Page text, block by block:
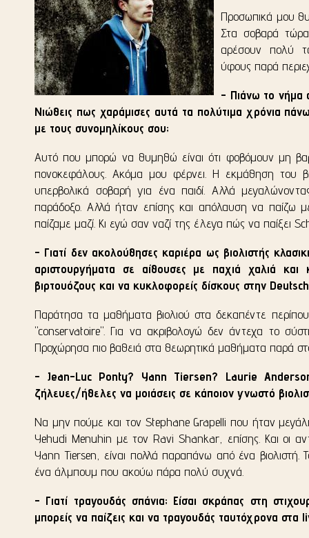
Προσωπικά μου
Στα σοβαρά
αρέσουν πολύ
ύφους παρά
- Πιάνω το νήμα
Νιώθεις πως χαράμισες αυτά τα πολύτιμα χρόνια
με τους συνομηλίκους σου;
Αυτό που μπορώ να θυμηθώ είναι ότι φοβόμουν μη
πονοκεφάλους. Ακόμα μου φέρνει. Η εκμάθηση του
υπερβολικά σοβαρή για ένα παιδί. Αλλά
παράδοξο. Αλλά ήταν επίσης και απόλαυση να παίζω
παίζαμε μαζί. Κι εγώ σαν ναζί της έλεγα πώς να παίξει
- Γιατί δεν ακολούθησες καριέρα ως βιολιστής
αριστουργήματα σε αίθουσες με παχιά χαλιά
βιρτουόζους και να κυκλοφορείς δίσκους στην
Παράτησα τα μαθήματα βιολιού στα δεκαπέντε
"conservatoire". Για να ακριβολογώ δεν άντεχα το
Προχώρησα πιο βαθειά στα θεωρητικά μαθήματα παρά στο
- Jean-Luc Ponty? Yann Tiersen? Laurie
ζήλευες/ήθελες να μοιάσεις σε κάποιον γνωστό
Να μην πούμε και τον Stephane Grapelli που ήταν
Yehudi Menuhin με τον Ravi Shankar, επίσης. Και οι
Yann Tiersen, είναι πολλά παραπάνω από ένα βιολιστή.
ένα άλμπουμ που ακούω πάρα πολύ συχνά.
- Γιατί τραγουδάς σπάνια; Είσαι σκράπας στη
μπορείς να παίζεις και να τραγουδάς ταυτόχρονα στα